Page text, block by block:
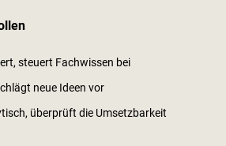
steuert Fachwissen bei
neue Ideen vor
überprüft die Umsetzbarkeit